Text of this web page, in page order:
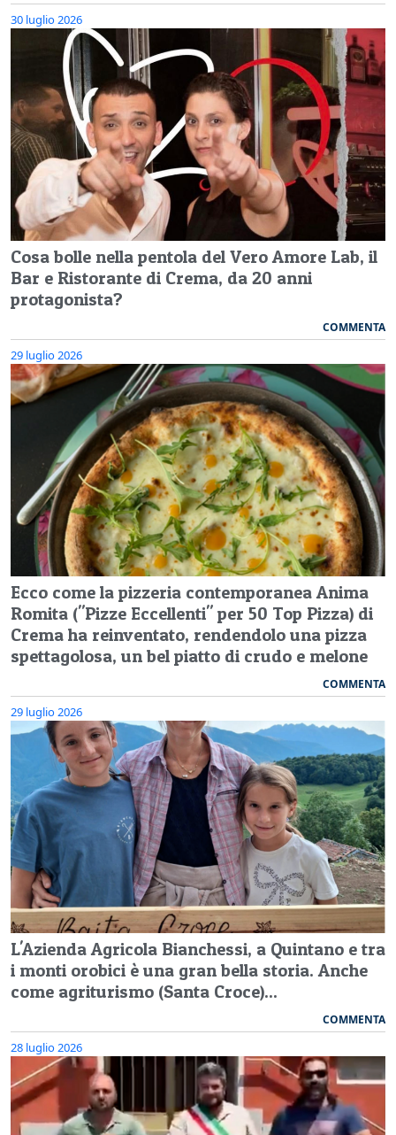
30 luglio 2026
Cosa bolle nella pentola del Vero Amore Lab, il
Bar e Ristorante di Crema, da 20 anni
protagonista?
COMMENTA
29 luglio 2026
Ecco come la pizzeria contemporanea Anima
Romita ("Pizze Eccellenti" per 50 Top Pizza) di
Crema ha reinventato, rendendolo una pizza
spettagolosa, un bel piatto di crudo e melone
COMMENTA
29 luglio 2026
L'Azienda Agricola Bianchessi, a Quintano e tra
i monti orobici è una gran bella storia. Anche
come agriturismo (Santa Croce)...
COMMENTA
28 luglio 2026